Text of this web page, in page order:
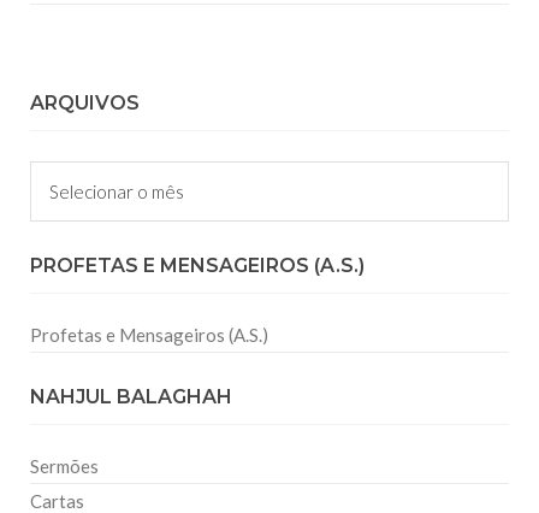
ARQUIVOS
Arquivos
PROFETAS E MENSAGEIROS (A.S.)
Profetas e Mensageiros (A.S.)
NAHJUL BALAGHAH
Sermões
Cartas